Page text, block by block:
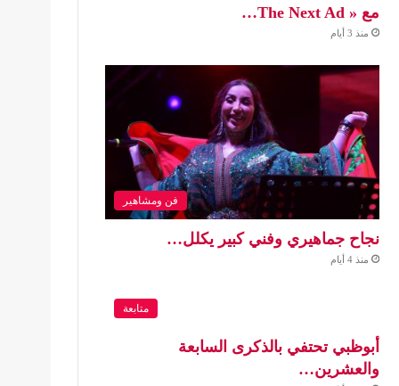
مع « The Next Ad…
منذ 3 أيام
فن ومشاهير
نجاح جماهيري وفني كبير يكلل…
منذ 4 أيام
متابعة
أبوظبي تحتفي بالذكرى السابعة
والعشرين…